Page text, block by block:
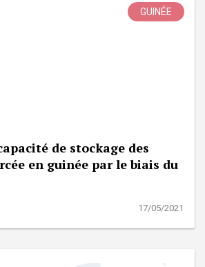
GUINÉE
de stockage des
en guinée par le biais du
17/05/2021